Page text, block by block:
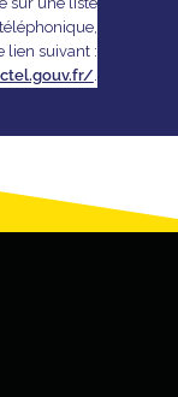
lien suivant :
.